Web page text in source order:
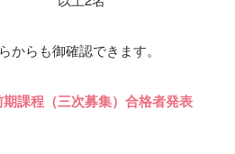
らも御確認できます。
課程（三次募集）合格者発表